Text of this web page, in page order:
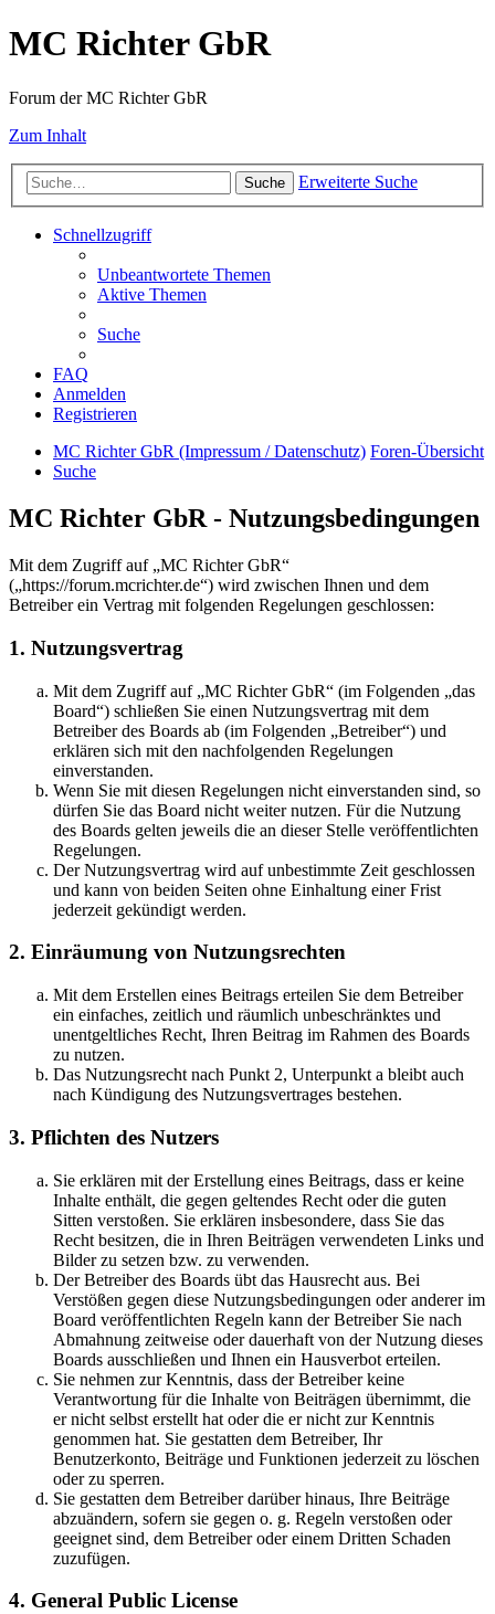
MC Richter GbR
Forum der MC Richter GbR
Zum Inhalt
Suche Erweiterte Suche
Schnellzugriff
Unbeantwortete Themen
Aktive Themen
Suche
FAQ
Anmelden
Registrieren
MC Richter GbR (Impressum / Datenschutz) Foren-Übersicht
Suche
MC Richter GbR - Nutzungsbedingungen
Mit dem Zugriff auf „MC Richter GbR“
(„https://forum.mcrichter.de“) wird zwischen Ihnen und dem
Betreiber ein Vertrag mit folgenden Regelungen geschlossen:
1. Nutzungsvertrag
Mit dem Zugriff auf „MC Richter GbR“ (im Folgenden „das
Board“) schließen Sie einen Nutzungsvertrag mit dem
Betreiber des Boards ab (im Folgenden „Betreiber“) und
erklären sich mit den nachfolgenden Regelungen
einverstanden.
Wenn Sie mit diesen Regelungen nicht einverstanden sind, so
dürfen Sie das Board nicht weiter nutzen. Für die Nutzung
des Boards gelten jeweils die an dieser Stelle veröffentlichten
Regelungen.
Der Nutzungsvertrag wird auf unbestimmte Zeit geschlossen
und kann von beiden Seiten ohne Einhaltung einer Frist
jederzeit gekündigt werden.
2. Einräumung von Nutzungsrechten
Mit dem Erstellen eines Beitrags erteilen Sie dem Betreiber
ein einfaches, zeitlich und räumlich unbeschränktes und
unentgeltliches Recht, Ihren Beitrag im Rahmen des Boards
zu nutzen.
Das Nutzungsrecht nach Punkt 2, Unterpunkt a bleibt auch
nach Kündigung des Nutzungsvertrages bestehen.
3. Pflichten des Nutzers
Sie erklären mit der Erstellung eines Beitrags, dass er keine
Inhalte enthält, die gegen geltendes Recht oder die guten
Sitten verstoßen. Sie erklären insbesondere, dass Sie das
Recht besitzen, die in Ihren Beiträgen verwendeten Links und
Bilder zu setzen bzw. zu verwenden.
Der Betreiber des Boards übt das Hausrecht aus. Bei
Verstößen gegen diese Nutzungsbedingungen oder anderer im
Board veröffentlichten Regeln kann der Betreiber Sie nach
Abmahnung zeitweise oder dauerhaft von der Nutzung dieses
Boards ausschließen und Ihnen ein Hausverbot erteilen.
Sie nehmen zur Kenntnis, dass der Betreiber keine
Verantwortung für die Inhalte von Beiträgen übernimmt, die
er nicht selbst erstellt hat oder die er nicht zur Kenntnis
genommen hat. Sie gestatten dem Betreiber, Ihr
Benutzerkonto, Beiträge und Funktionen jederzeit zu löschen
oder zu sperren.
Sie gestatten dem Betreiber darüber hinaus, Ihre Beiträge
abzuändern, sofern sie gegen o. g. Regeln verstoßen oder
geeignet sind, dem Betreiber oder einem Dritten Schaden
zuzufügen.
4. General Public License